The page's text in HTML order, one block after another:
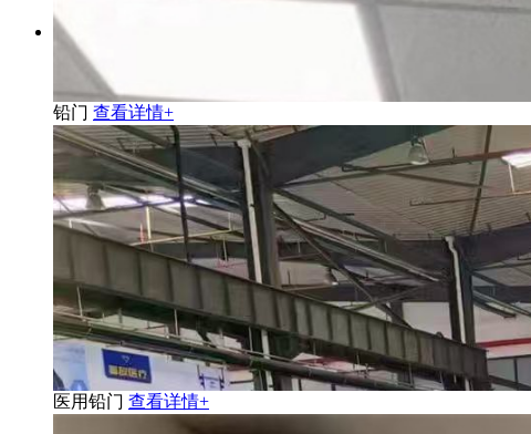
铅门 查看详情+
医用铅门 查看详情+